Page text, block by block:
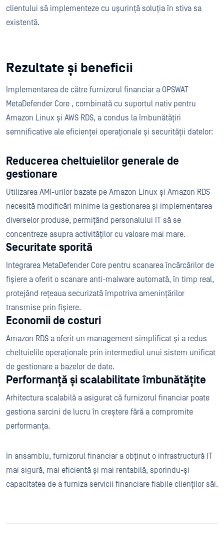
clientului să implementeze cu ușurință soluția în stiva sa
existentă.
Rezultate și beneficii
Implementarea de către furnizorul financiar a OPSWAT
MetaDefender Core , combinată cu suportul nativ pentru
Amazon Linux și AWS RDS, a condus la îmbunătățiri
semnificative ale eficienței operaționale și securității datelor:
Reducerea cheltuielilor generale de
gestionare
Utilizarea AMI-urilor bazate pe Amazon Linux și Amazon RDS
necesită modificări minime la gestionarea și implementarea
diverselor produse, permițând personalului IT să se
concentreze asupra activităților cu valoare mai mare.
Securitate sporită
Integrarea MetaDefender Core pentru scanarea încărcărilor de
fișiere a oferit o scanare anti-malware automată, în timp real,
protejând rețeaua securizată împotriva amenințărilor
transmise prin fișiere.
Economii de costuri
Amazon RDS a oferit un management simplificat și a redus
cheltuielile operaționale prin intermediul unui sistem unificat
de gestionare a bazelor de date.
Performanță și scalabilitate îmbunătățite
Arhitectura scalabilă a asigurat că furnizorul financiar poate
gestiona sarcini de lucru în creștere fără a compromite
performanța.
În ansamblu, furnizorul financiar a obținut o infrastructură IT
mai sigură, mai eficientă și mai rentabilă, sporindu-și
capacitatea de a furniza servicii financiare fiabile clienților săi.